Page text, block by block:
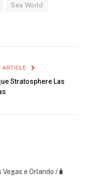
Sea World
ARTICLE
Stratosphere Las
e Orlando /🧳